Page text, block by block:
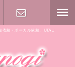
依頼・ボーカル依頼、UTAU
気軽に♪